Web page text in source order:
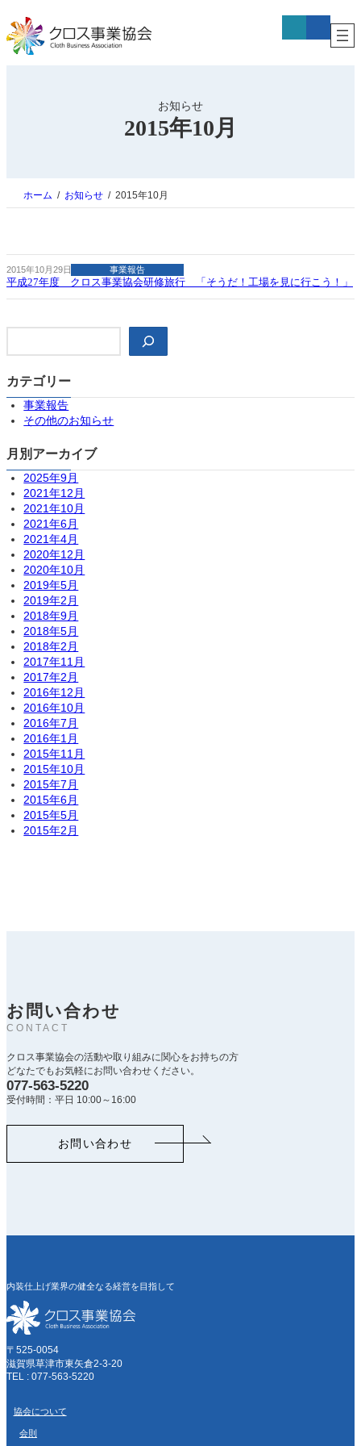
容
を
コ
コ
お知らせ
2015年10月
ホーム お知らせ 2015年10月
2015年10月29日 事業報告
平成27年度 クロス事業協会研修旅行 「そうだ！工場を見に行こう！」
カテゴリー
事業報告
その他のお知らせ
月別アーカイブ
2025年9月
2021年12月
2021年10月
2021年6月
2021年4月
2020年12月
2020年10月
2019年5月
2019年2月
2018年9月
2018年5月
2018年2月
2017年11月
2017年2月
2016年12月
2016年10月
2016年7月
2016年1月
2015年11月
2015年10月
2015年7月
2015年6月
2015年5月
2015年2月
お問い合わせ
CONTACT
クロス事業協会の活動や取り組みに関心をお持ちの方
どなたでもお気軽にお問い合わせください。
077-563-5220
受付時間：平日 10:00～16:00
お問い合わせ
内装仕上げ業界の健全なる経営を目指して
〒525-0054
滋賀県草津市東矢倉2-3-20
TEL : 077-563-5220
協会について
会則